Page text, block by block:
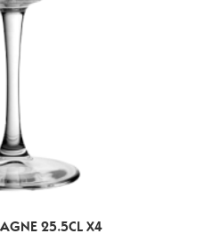
25.5CL X4